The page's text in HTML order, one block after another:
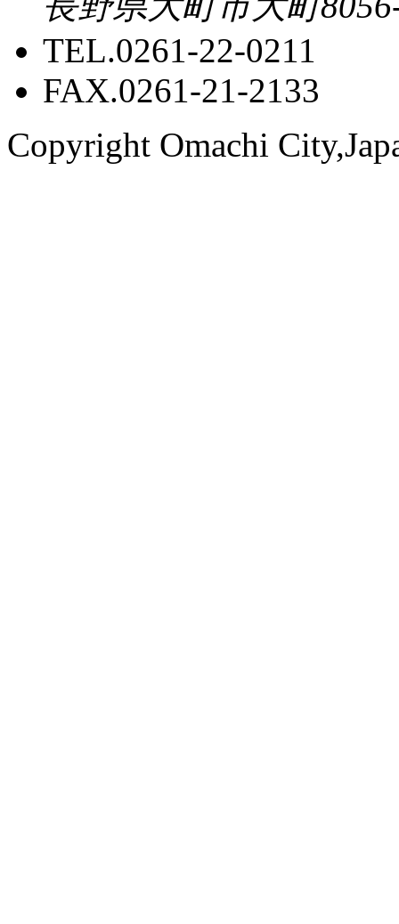
TEL.0261-22-0211
FAX.0261-21-2133
Copyright Omachi